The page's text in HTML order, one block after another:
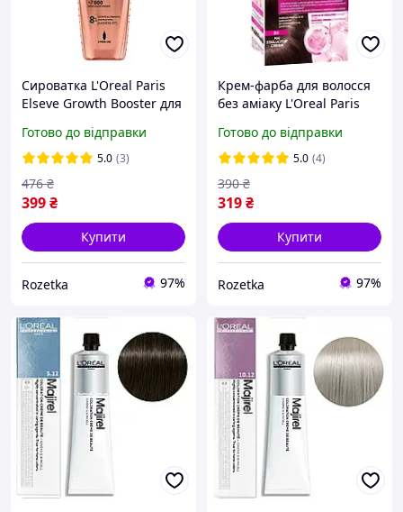
Сироватка L'Oreal Paris
Elseve Growth Booster для
ламкістю волосся 102 мл
(3600524198367)
Готово до відправки
5.0 (3)
399₴
476 ₴
Купити
Rozetka 97%
Крем-фарба для волосся
без аміаку L'Oreal Paris
Каштан 180 мл
(3600521249888)
Готово до відправки
5.0 (4)
319₴
390 ₴
Купити
Rozetka 97%